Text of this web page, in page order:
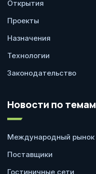
Открытия
Проекты
Назначения
Технологии
Законодательство
Новости по темам
Международный рынок
Поставщики
Гостиничные сети